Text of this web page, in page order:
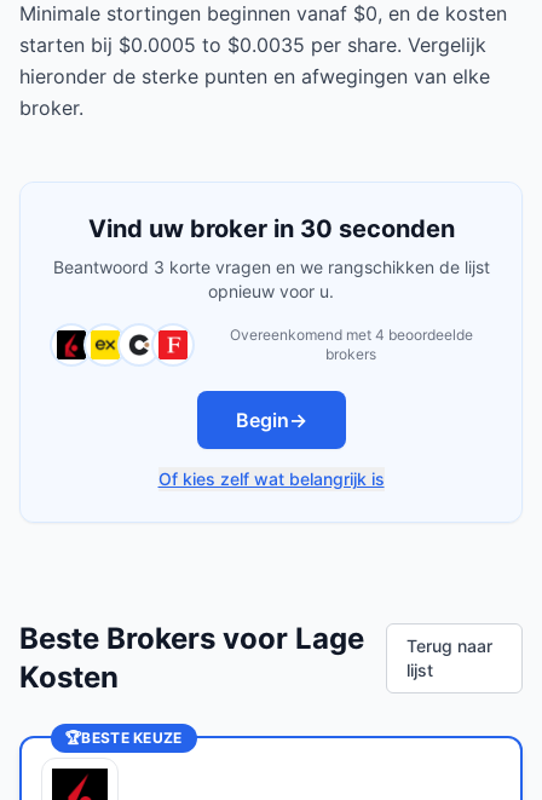
Minimale stortingen beginnen vanaf $0, en de kosten
starten bij $0.0005 to $0.0035 per share. Vergelijk
hieronder de sterke punten en afwegingen van elke
broker.
Vind uw broker in 30 seconden
Beantwoord 3 korte vragen en we rangschikken de lijst
opnieuw voor u.
Overeenkomend met 4 beoordeelde
brokers
Begin→
Of kies zelf wat belangrijk is
Beste Brokers voor Lage
Kosten
Terug naar
lijst
🏆BESTE KEUZE